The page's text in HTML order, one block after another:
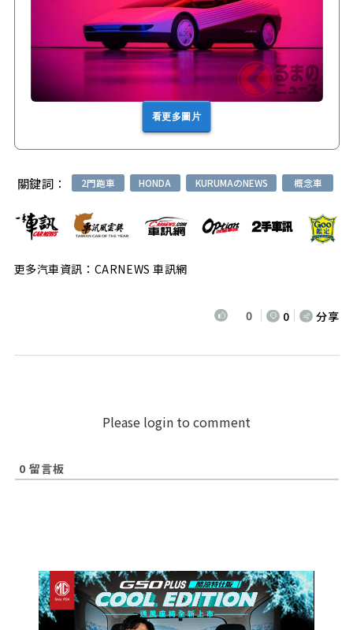
看更多圖片
關鍵詞： 2門跑車 HONDA KURUMAのNEWS 概念車
更多汽車資訊：CARNEWS 車訊網
0 0 分享
Please login to comment
0 留言板